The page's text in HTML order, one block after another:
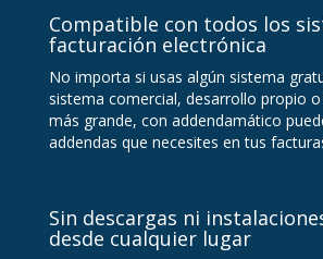
Compatible con todos los
facturación electrónica
No importa si usas algún sistema
sistema comercial, desarrollo propio o
más grande, con addendamático
addendas que necesites en tus
Sin descargas ni
desde cualquier lugar